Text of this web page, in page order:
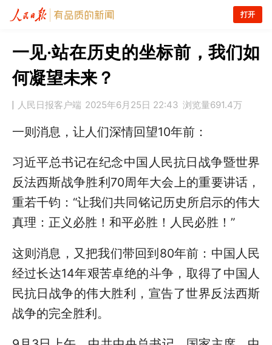
打开
一见·站在历史的坐标前，我们如
何凝望未来？
人民日报客户端 2025年6月25日 22:43 浏览量691.4万
一则消息，让人们深情回望10年前：
习近平总书记在纪念中国人民抗日战争暨世界
反法西斯战争胜利70周年大会上的重要讲话，
重若千钧：“让我们共同铭记历史所启示的伟大
真理：正义必胜！和平必胜！人民必胜！”
这则消息，又把我们带回到80年前：中国人民
经过长达14年艰苦卓绝的斗争，取得了中国人
民抗日战争的伟大胜利，宣告了世界反法西斯
战争的完全胜利。